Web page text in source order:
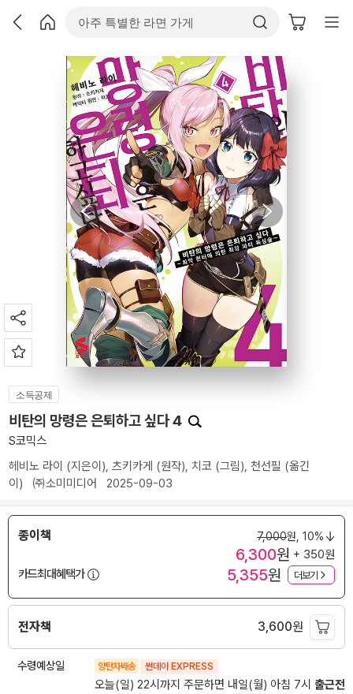
소득공제
비탄의 망령은 은퇴하고 싶다 4
S코믹스
헤비노 라이 (지은이), 츠키카게 (원작), 치코 (그림), 천선필 (옮긴
이) ㈜소미미디어 2025-09-03
종이책 7,000원, 10%
6,300원 + 350원
카드최대혜택가
5,355원 더보기
전자책 3,600원
수령예상일 양탄자배송 썬데이 EXPRESS
오늘(일) 22시까지 주문하면 내일(월) 아침 7시 출근전